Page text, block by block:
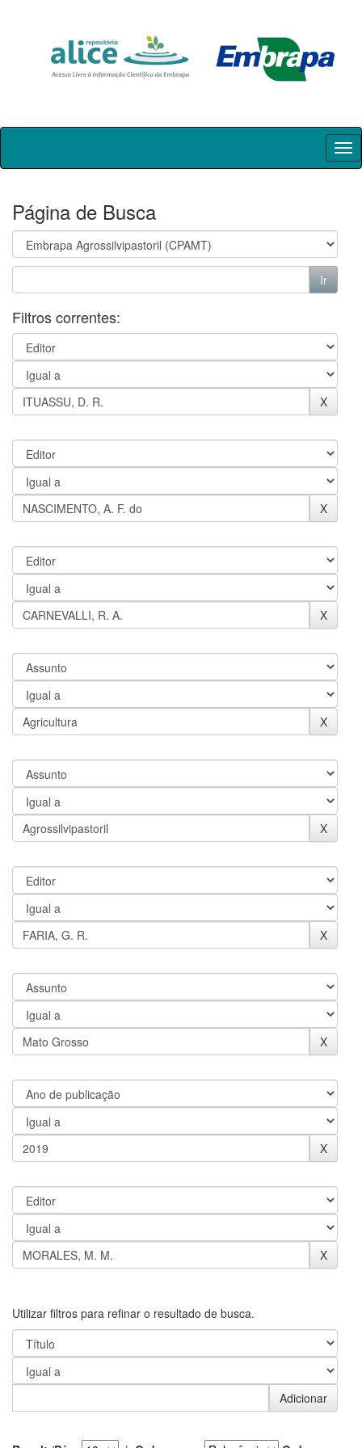
Skip
Página de Busca
Filtros correntes:
Utilizar filtros para refinar o resultado de busca.